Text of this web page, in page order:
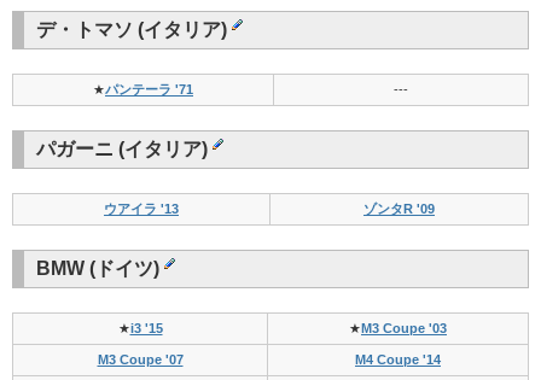
デ・トマソ (イタリア)
★パンテーラ '71 ---
パガーニ (イタリア)
ウアイラ '13 ゾンタR '09
BMW (ドイツ)
★i3 '15 ★M3 Coupe '03
M3 Coupe '07 M4 Coupe '14